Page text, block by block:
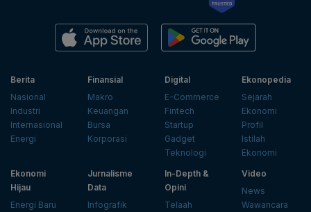
Berita
Nasional
Industri
Internasional
Energi
Finansial
Makro
Keuangan
Bursa
Korporasi
Digital
E-Commerce
Fintech
Startup
Gadget
Teknologi
Ekonopedia
Sejarah
Ekonomi
Profil
Istilah
Ekonomi
Ekonomi
Hijau
Energi Baru
Jurnalisme
Data
Infografik
In-Depth &
Opini
Telaah
Video
News
Wawancara